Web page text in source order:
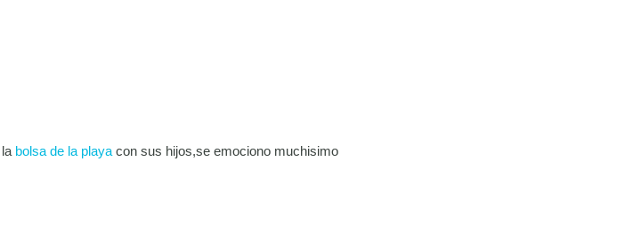
la bolsa de la playa con sus hijos,se emociono muchisimo